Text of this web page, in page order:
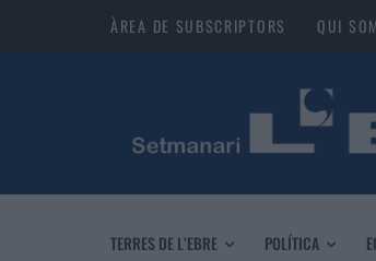
ÀREA DE SUBSCRIPTORS QUI SOM
TERRES DE L’EBRE POLÍTICA